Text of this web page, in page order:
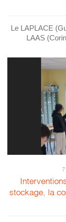
Le LAPLACE
LAAS
7
stockage, la